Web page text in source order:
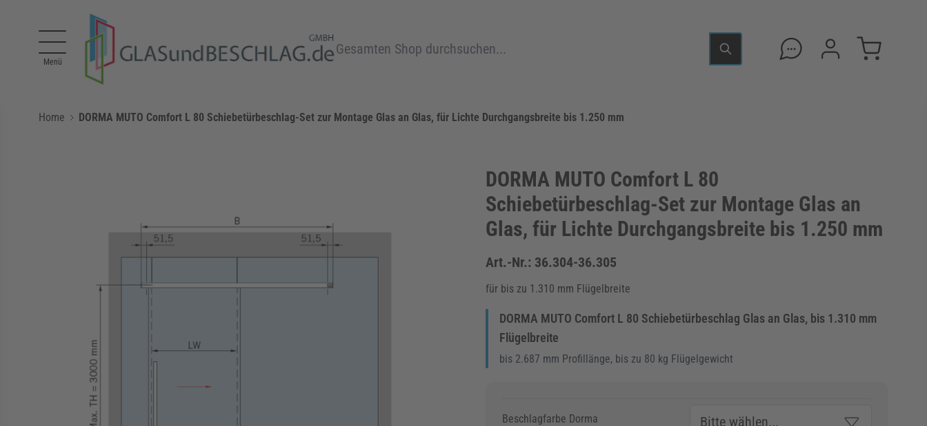
Menü
Home DORMA MUTO Comfort L 80 Schiebetürbeschlag-Set zur Montage Glas an Glas, für Lichte Durchgangsbreite bis 1.250 mm
DORMA MUTO Comfort L 80
Schiebetürbeschlag-Set zur Montage Glas an
Glas, für Lichte Durchgangsbreite bis 1.250 mm
Art.-Nr.: 36.304-36.305
für bis zu 1.310 mm Flügelbreite
DORMA MUTO Comfort L 80 Schiebetürbeschlag Glas an Glas, bis 1.310 mm
Flügelbreite
bis 2.687 mm Profillänge, bis zu 80 kg Flügelgewicht
Beschlagfarbe Dorma